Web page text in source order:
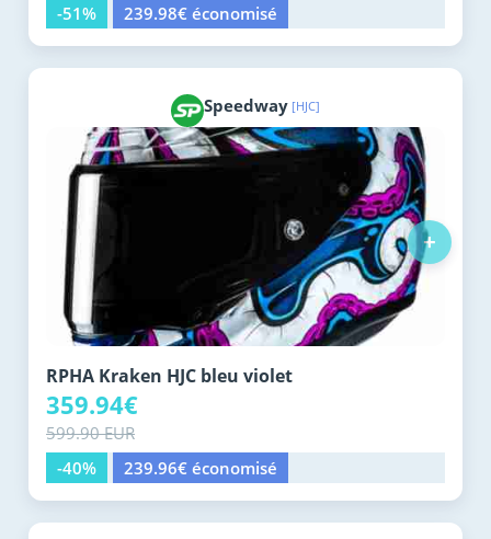
-51%
239.98€ économisé
Speedway [HJC]
RPHA Kraken HJC bleu violet
359.94€
599.90 EUR
-40%
239.96€ économisé
+